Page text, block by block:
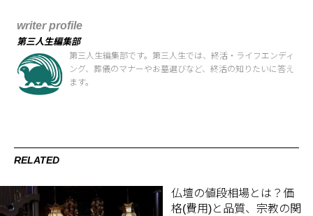
writer profile
第三人生編集部
第三人生編集部です。第三人生では、終活・ライフエンディ
ング、葬儀のマナーやお墓選びなど、終活の知りたいに答え
ます。
RELATED
仏壇の値段相場とは？価
格(費用)と品質、宗教の関